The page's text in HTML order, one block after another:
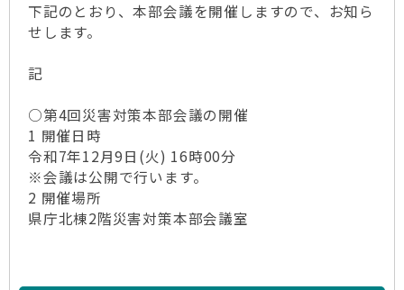
下記のとおり、本部会議を開催しますので、お知ら
せします。
記
○第4回災害対策本部会議の開催
1 開催日時
令和7年12月9日(火) 16時00分
※会議は公開で行います。
2 開催場所
県庁北棟2階災害対策本部会議室